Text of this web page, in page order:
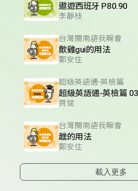
遨遊西班牙 P80.90
李靜枝
台灣閩南語我嘛會
歕雞gui的用法
鄭安住
超級英語通-英檢篇
齊斌
台灣閩南語我嘛會
趖的用法
鄭安住
載入更多